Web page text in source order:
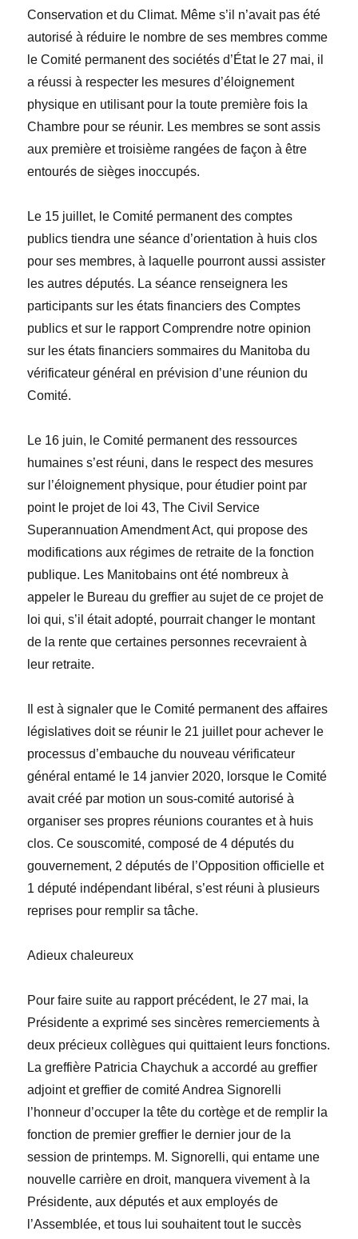
Conservation et du Climat. Même s’il n’avait pas été
autorisé à réduire le nombre de ses membres comme
le Comité permanent des sociétés d’État le 27 mai, il
a réussi à respecter les mesures d’éloignement
physique en utilisant pour la toute première fois la
Chambre pour se réunir. Les membres se sont assis
aux première et troisième rangées de façon à être
entourés de sièges inoccupés.
Le 15 juillet, le Comité permanent des comptes
publics tiendra une séance d’orientation à huis clos
pour ses membres, à laquelle pourront aussi assister
les autres députés. La séance renseignera les
participants sur les états financiers des Comptes
publics et sur le rapportComprendre notre opinion
sur les états financiers sommaires du Manitoba du
vérificateur général en prévision d’une réunion du
Comité.
Le 16 juin, le Comité permanent des ressources
humaines s’est réuni, dans le respect des mesures
sur l’éloignement physique, pour étudier point par
point le projet de loi 43,The Civil Service
Superannuation Amendment Act, qui propose des
modifications aux régimes de retraite de la fonction
publique. Les Manitobains ont été nombreux à
appeler le Bureau du greffier au sujet de ce projet de
loi qui, s’il était adopté, pourrait changer le montant
de la rente que certaines personnes recevraientà
leur retraite.
Il est à signaler que le Comité permanent des affaires
législatives doit se réunir le 21 juillet pour achever le
processus d’embauche du nouveau vérificateur
généralentamé le 14 janvier 2020, lorsque le Comité
avait créé par motion un sous-comité autorisé à
organiser ses propres réunions courantes et à huis
clos. Ce souscomité, composé de 4 députés du
gouvernement, 2 députés de l’Opposition officielle et
1 député indépendant libéral, s’est réuni à plusieurs
reprises pour remplir sa tâche.
Adieux chaleureux
Pour faire suite au rapport précédent, le 27 mai, la
Présidente a exprimé ses sincères remerciements à
deux précieux collègues qui quittaient leurs fonctions.
La greffière Patricia Chaychuk a accordé au greffier
adjoint et greffier de comitéAndrea Signorelli
l’honneur d’occuper la tête du cortège et de remplir la
fonction de premier greffier le dernier jour de la
session de printemps. M. Signorelli, qui entame une
nouvelle carrière en droit, manquera vivement à la
Présidente, aux députés et aux employés de
l’Assemblée, et tous lui souhaitent tout le succès